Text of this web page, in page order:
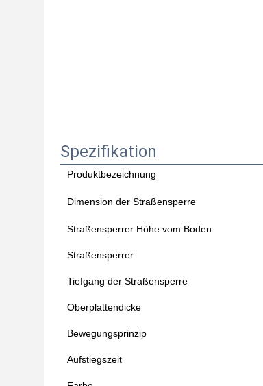
Spezifikation
Produktbezeichnung
Dimension der Straßensperre
Straßensperrer Höhe vom Boden
Straßensperrer
Tiefgang der Straßensperre
Oberplattendicke
Bewegungsprinzip
Aufstiegszeit